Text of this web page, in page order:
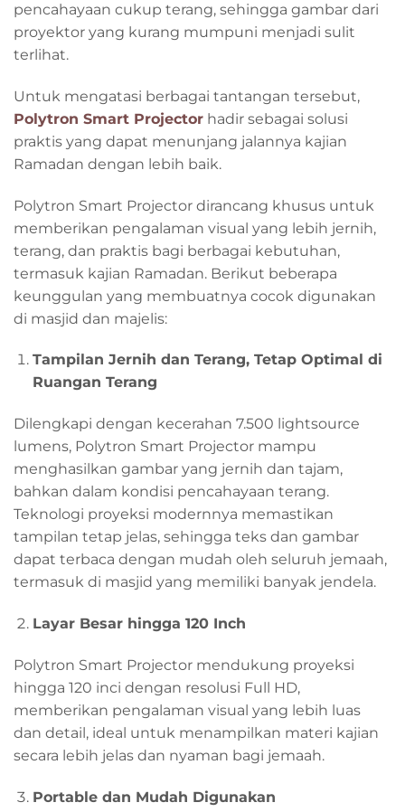
pencahayaan cukup terang, sehingga gambar dari
proyektor yang kurang mumpuni menjadi sulit
terlihat.
Untuk mengatasi berbagai tantangan tersebut,
Polytron Smart Projector hadir sebagai solusi
praktis yang dapat menunjang jalannya kajian
Ramadan dengan lebih baik.
Polytron Smart Projector dirancang khusus untuk
memberikan pengalaman visual yang lebih jernih,
terang, dan praktis bagi berbagai kebutuhan,
termasuk kajian Ramadan. Berikut beberapa
keunggulan yang membuatnya cocok digunakan
di masjid dan majelis:
Tampilan Jernih dan Terang, Tetap Optimal di
Ruangan Terang
Dilengkapi dengan kecerahan 7.500 lightsource
lumens, Polytron Smart Projector mampu
menghasilkan gambar yang jernih dan tajam,
bahkan dalam kondisi pencahayaan terang.
Teknologi proyeksi modernnya memastikan
tampilan tetap jelas, sehingga teks dan gambar
dapat terbaca dengan mudah oleh seluruh jemaah,
termasuk di masjid yang memiliki banyak jendela.
Layar Besar hingga 120 Inch
Polytron Smart Projector mendukung proyeksi
hingga 120 inci dengan resolusi Full HD,
memberikan pengalaman visual yang lebih luas
dan detail, ideal untuk menampilkan materi kajian
secara lebih jelas dan nyaman bagi jemaah.
Portable dan Mudah Digunakan